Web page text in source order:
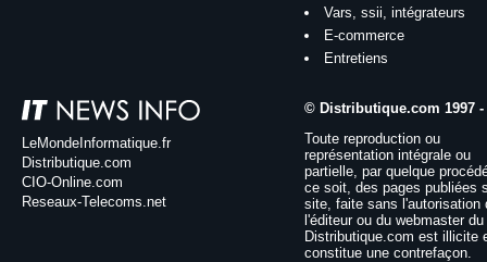
Vars, ssii, intégrateurs
E-commerce
Entretiens
LeMondeInformatique.fr
Distributique.com
CIO-Online.com
Reseaux-Telecoms.net
© Distributique.com 1997 -
Toute reproduction ou
représentation intégrale ou
partielle, par quelque
ce soit, des pages publiées
site, faite sans l'autorisation
l'éditeur ou du webmaster
Distributique.com est illicite
constitue une contrefaçon.